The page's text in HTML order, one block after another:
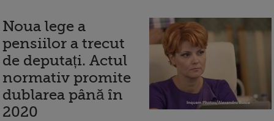
Noua lege a
pensiilor a trecut
de deputați. Actul
normativ promite
dublarea până în
2020